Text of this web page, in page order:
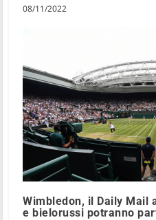
08/11/2022
Wimbledon, il Daily Mail
e bielorussi potranno